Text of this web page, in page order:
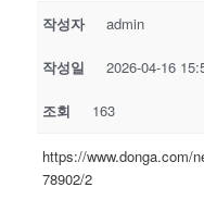
작성자 admin
작성일 2026-04-16
조회 163
https://www.donga.com/
78902/2